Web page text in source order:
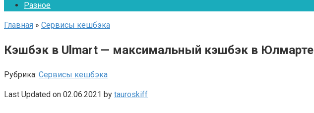
Разное
Главная » Сервисы кешбэка
Кэшбэк в Ulmart — максимальный кэшбэк в Юлмарте
Рубрика: Сервисы кешбэка
Last Updated on 02.06.2021 by tauroskiff